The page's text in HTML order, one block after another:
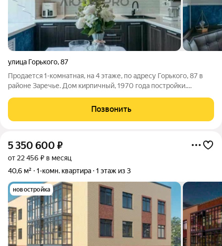
улица Горького,87
Продается 1-комнатная, на 4 этаже, по адресу Горького, 87 в
районе Заречье. Дом кирпичный, 1970 года постройки.
дом - современный видеодомофон, который создает
безопасный доступ в подъезд. В
Позвонить
5 350 600 ₽
от 22 456 ₽ в месяц
40,6 м²
1-комн. квартира 1 этаж из 3
новостройка